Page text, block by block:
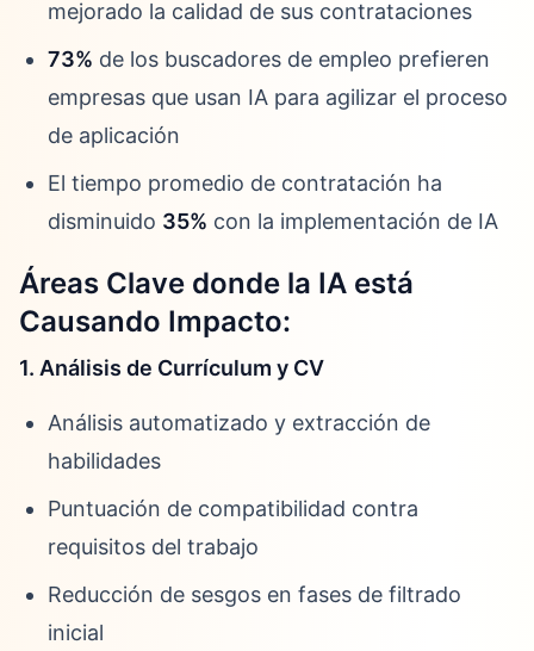
mejorado la calidad de sus contrataciones
73% de los buscadores de empleo prefieren
empresas que usan IA para agilizar el proceso
de aplicación
El tiempo promedio de contratación ha
disminuido 35% con la implementación de IA
Áreas Clave donde la IA está
Causando Impacto:
1. Análisis de Currículum y CV
Análisis automatizado y extracción de
habilidades
Puntuación de compatibilidad contra
requisitos del trabajo
Reducción de sesgos en fases de filtrado
inicial